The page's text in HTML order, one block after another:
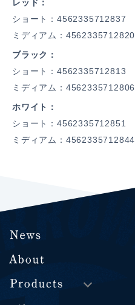
レッド
ショート：4562335712837
ミディアム：4562335712820
ブラック
ショート：4562335712813
ミディアム：4562335712806
ホワイト
ショート：4562335712851
ミディアム：4562335712844